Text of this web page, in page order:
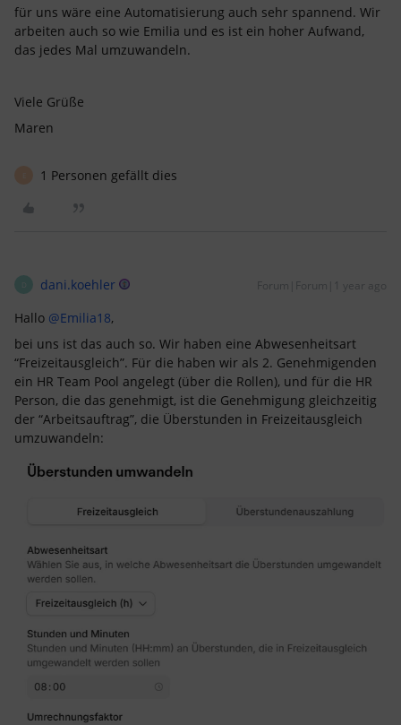
für uns wäre eine Automatisierung auch sehr spannend. Wir
arbeiten auch so wie Emilia und es ist ein hoher Aufwand,
das jedes Mal umzuwandeln.
Viele Grüße
Maren
1 Personen gefällt dies
dani.koehler Forum|Forum|1 year ago
Hallo ​ @Emilia18,
bei uns ist das auch so. Wir haben eine Abwesenheitsart
“Freizeitausgleich”. Für die haben wir als 2. Genehmigenden
ein HR Team Pool angelegt (über die Rollen), und für die HR
Person, die das genehmigt, ist die Genehmigung gleichzeitig
der “Arbeitsauftrag”, die Überstunden in Freizeitausgleich
umzuwandeln: